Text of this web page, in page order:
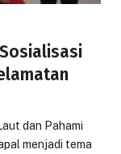
dan Pahami
menjadi tema